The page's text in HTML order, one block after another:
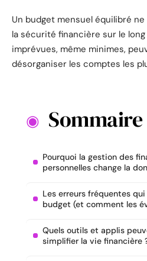
Un budget mensuel équilibré
la sécurité financière sur le
imprévues, même minimes,
désorganiser les comptes les
Sommaire
Pourquoi la gestion des
personnelles change la
Les erreurs fréquentes
budget (et comment les
Quels outils et applis
simplifier la vie financière